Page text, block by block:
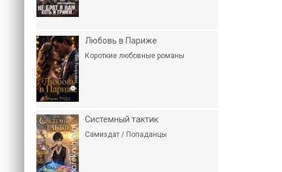
Любовь в Париже
Короткие любовные романы
Системный тактик
Самиздат / Попаданцы